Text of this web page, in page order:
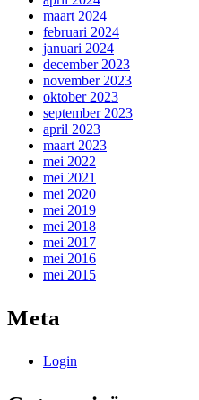
maart 2024
februari 2024
januari 2024
december 2023
november 2023
oktober 2023
september 2023
april 2023
maart 2023
mei 2022
mei 2021
mei 2020
mei 2019
mei 2018
mei 2017
mei 2016
mei 2015
Meta
Login